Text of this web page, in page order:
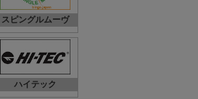
スピングルムーヴ
ハイテック